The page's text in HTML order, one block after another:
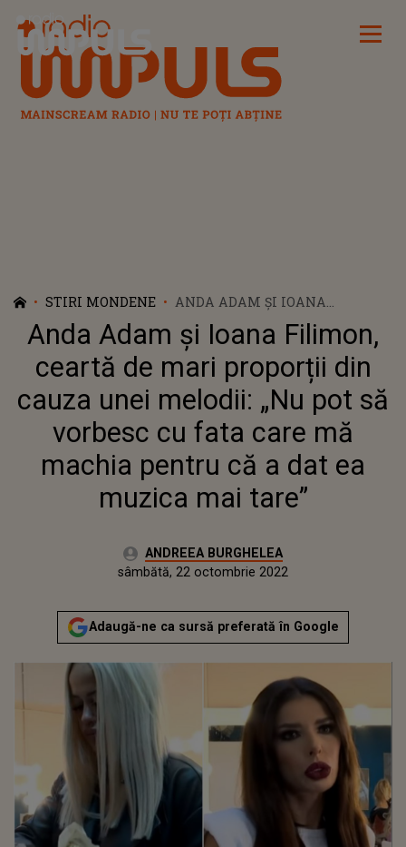
Radio Impuls
STIRI MONDENE
ANDA ADAM ȘI IOANA
FILIMON, CEARTĂ DE MARI
PROPORȚII DIN CAUZA UNEI
MELODII: „NU POT SĂ VORBESC
CU FATA CARE MĂ MACHIA
PENTRU CĂ A DAT EA MUZICA
MAI TARE”
Anda Adam și Ioana Filimon,
ceartă de mari proporții din
cauza unei melodii: „Nu pot să
vorbesc cu fata care mă
machia pentru că a dat ea
muzica mai tare”
Autor:ANDREEA BURGHELEA
vineri, 22 octombrie 2021
Actualizat:
sâmbătă, 22 octombrie 2022
Adaugă-ne ca sursă preferată în Google